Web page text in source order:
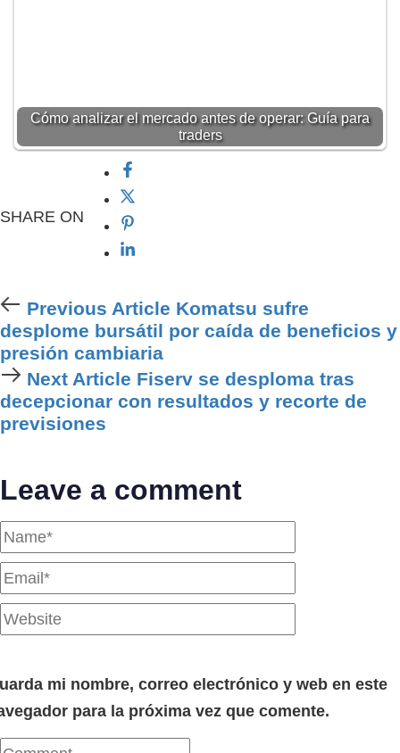
Cómo analizar el mercado antes de operar: Guía para
traders
SHARE ON
Previous Article Komatsu sufre
desplome bursátil por caída de beneficios y
presión cambiaria
Next Article Fiserv se desploma tras
decepcionar con resultados y recorte de
previsiones
Leave a comment
mi nombre, correo electrónico y web en este
para la próxima vez que comente.